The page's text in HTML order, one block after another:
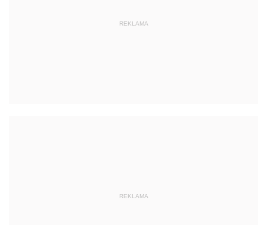
REKLAMA
REKLAMA